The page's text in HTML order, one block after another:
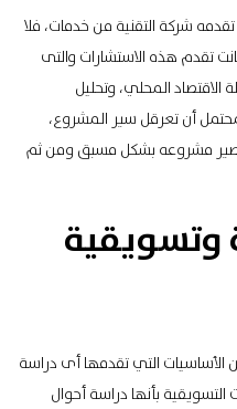
شركة التقنية من خدمات، فلا
تقدم هذه الاستشارات والتى
الاقتصاد المحلي، وتحليل
أن تعرقل سير المشروع،
مشروعه بشكل مسبق ومن ثم
وتسويقية
التي تقدمها أى دراسة
بأنها دراسة أحوال